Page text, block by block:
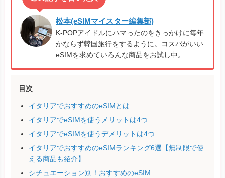
松本(eSIMマイスター編集部)
K-POPアイドルにハマったのをきっかけに毎年
かならず韓国旅行をするように。コスパがいい
eSIMを求めていろんな商品をお試し中。
目次
イタリアでおすすめのeSIMとは
イタリアでeSIMを使うメリットは4つ
イタリアでeSIMを使うデメリットは4つ
イタリアでおすすめのeSIMランキング6選【無制限で使
える商品も紹介】
シチュエーション別！おすすめのeSIM